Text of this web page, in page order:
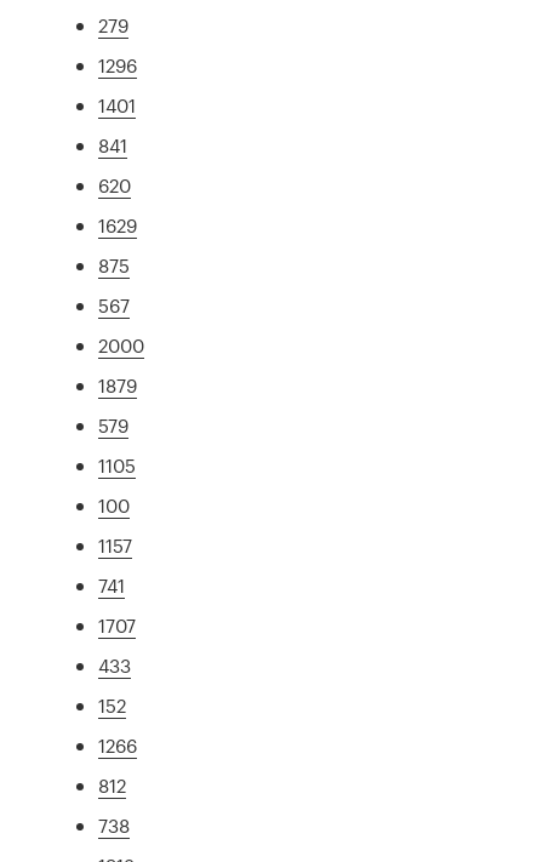
279
1296
1401
841
620
1629
875
567
2000
1879
579
1105
100
1157
741
1707
433
152
1266
812
738